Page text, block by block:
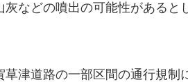
などの噴出の可能性があると
津道路の一部区間の通行規制